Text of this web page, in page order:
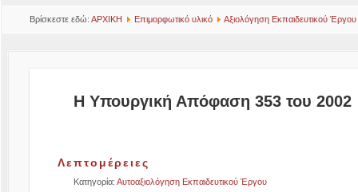
Βρίσκεστε εδώ:ΑΡΧΙΚΗ Επιμορφωτικό υλικό Αξιολόγηση Εκπαιδευτικού Έργου
Η Υπουργική Απόφαση 353 του 2002
Λεπτομέρειες
Κατηγορία: Αυτοαξιολόγηση Εκπαιδευτικού Έργου